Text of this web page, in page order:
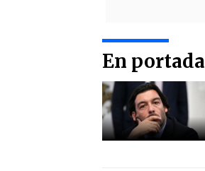
En portada